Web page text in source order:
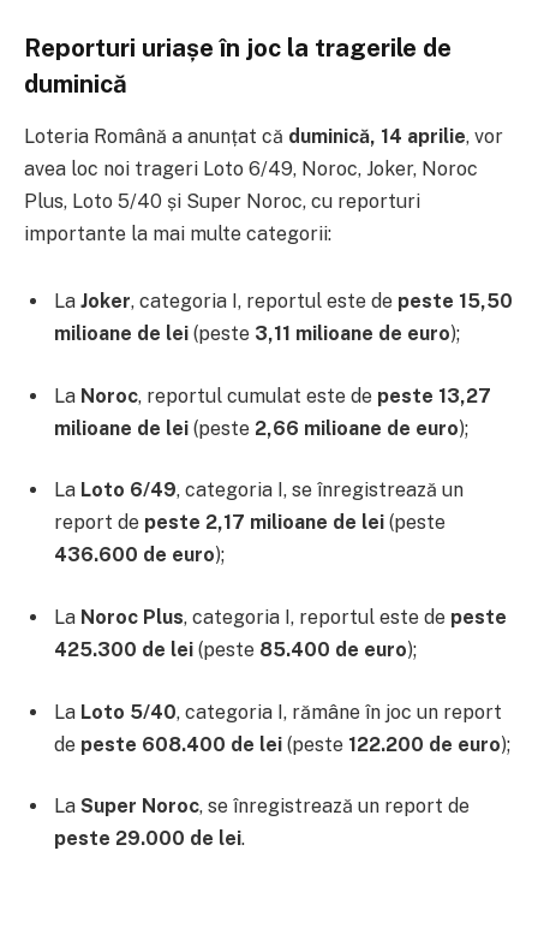
Reporturi uriașe în joc la tragerile de
duminică
Loteria Română a anunțat că duminică, 14 aprilie, vor
avea loc noi trageri Loto 6/49, Noroc, Joker, Noroc
Plus, Loto 5/40 și Super Noroc, cu reporturi
importante la mai multe categorii:
La Joker, categoria I, reportul este de peste 15,50
milioane de lei (peste 3,11 milioane de euro);
La Noroc, reportul cumulat este de peste 13,27
milioane de lei (peste 2,66 milioane de euro);
La Loto 6/49, categoria I, se înregistrează un
report de peste 2,17 milioane de lei (peste
436.600 de euro);
La Noroc Plus, categoria I, reportul este de peste
425.300 de lei (peste 85.400 de euro);
La Loto 5/40, categoria I, rămâne în joc un report
de peste 608.400 de lei (peste 122.200 de euro);
La Super Noroc, se înregistrează un report de
peste 29.000 de lei.